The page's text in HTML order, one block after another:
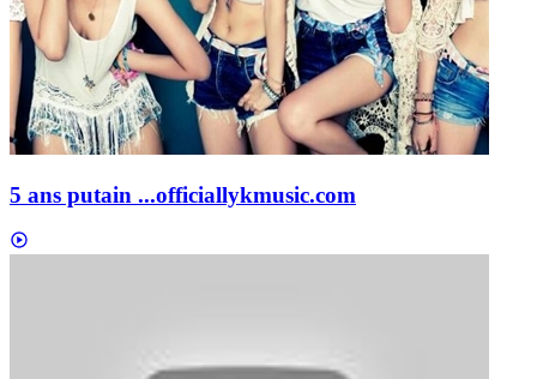
5 ans putain ...officiallykmusic.com